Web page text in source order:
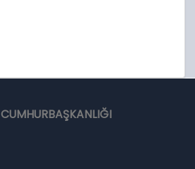
CUMHURBAŞKANLIĞI